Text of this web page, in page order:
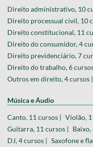
Direito administrativo, 10
Direito processual civil, 10
Direito constitucional, 11
Direito do consumidor, 4
Direito previdenciário, 7
Direito do trabalho, 6
Outros em direito, 4 cursos |
Música e Áudio
Canto, 11 cursos | Violão,
Guitarra, 11 cursos | Baixo,
DJ, 4 cursos | Saxofone e